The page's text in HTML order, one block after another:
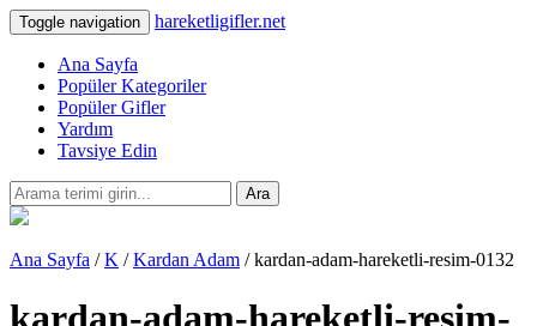
Toggle navigation hareketligifler.net
Ana Sayfa
Popüler Kategoriler
Popüler Gifler
Yardım
Tavsiye Edin
Ara
Ana Sayfa /K /Kardan Adam / kardan-adam-hareketli-resim-0132